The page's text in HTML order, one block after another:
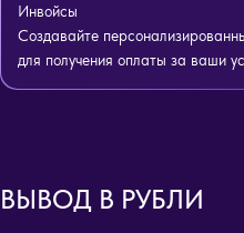
Инвойсы
Создавайте
для получения оплаты за ваши
ВЫВОД В РУБЛИ